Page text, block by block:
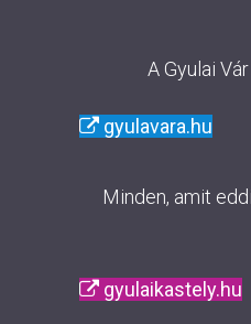
A Gyulai
gyulavara.hu
Minden, amit
gyulaikastely.hu